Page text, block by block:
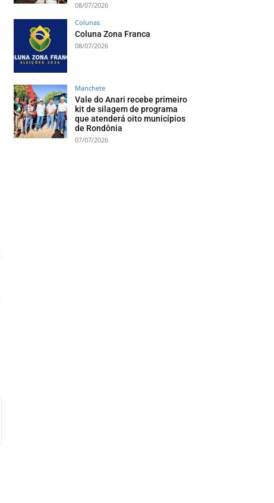
08/07/2026
Colunas
Coluna Zona Franca
08/07/2026
Manchete
Vale do Anari recebe primeiro
kit de silagem de programa
que atenderá oito municípios
de Rondônia
07/07/2026